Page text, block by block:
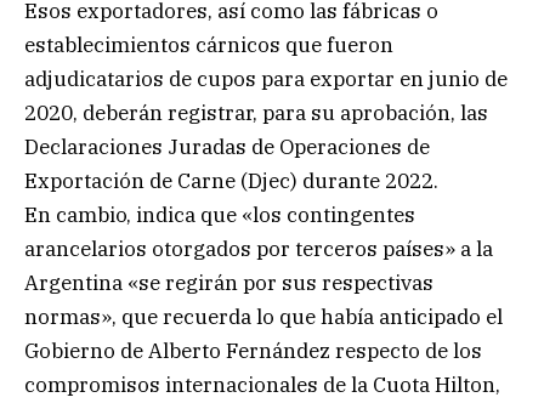
Esos exportadores, así como las fábricas o
establecimientos cárnicos que fueron
adjudicatarios de cupos para exportar en junio de
2020, deberán registrar, para su aprobación, las
Declaraciones Juradas de Operaciones de
Exportación de Carne (Djec) durante 2022.
En cambio, indica que «los contingentes
arancelarios otorgados por terceros países» a la
Argentina «se regirán por sus respectivas
normas», que recuerda lo que había anticipado el
Gobierno de Alberto Fernández respecto de los
compromisos internacionales de la Cuota Hilton,